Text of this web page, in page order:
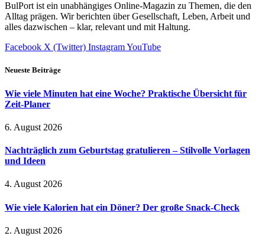
BulPort ist ein unabhängiges Online-Magazin zu Themen, die den
Alltag prägen. Wir berichten über Gesellschaft, Leben, Arbeit und
alles dazwischen – klar, relevant und mit Haltung.
Facebook X (Twitter) InstagramYouTube
Neueste Beiträge
Wie viele Minuten hat eine Woche? Praktische Übersicht für
Zeit-Planer
6. August 2026
Nachträglich zum Geburtstag gratulieren – Stilvolle Vorlagen
und Ideen
4. August 2026
Wie viele Kalorien hat ein Döner? Der große Snack-Check
2. August 2026